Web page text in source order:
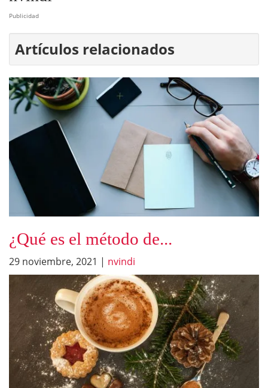
Publicidad
Artículos relacionados
¿Qué es el método de...
29 noviembre, 2021 | nvindi